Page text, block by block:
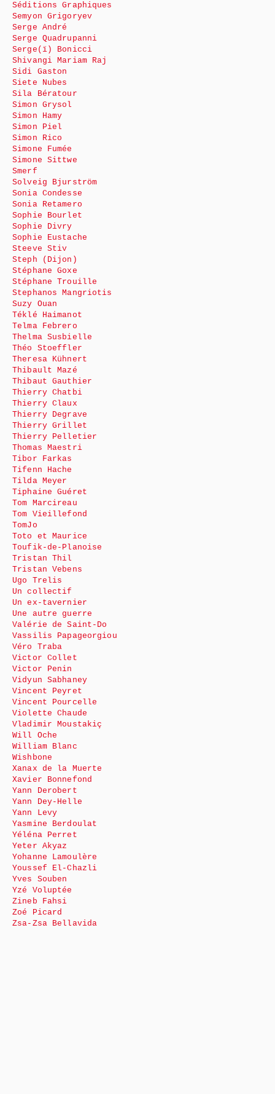
Séditions Graphiques
Semyon Grigoryev
Serge André
Serge Quadrupanni
Serge(ï) Bonicci
Shivangi Mariam Raj
Sidi Gaston
Siete Nubes
Sila Bératour
Simon Grysol
Simon Hamy
Simon Piel
Simon Rico
Simone Fumée
Simone Sittwe
Smerf
Solveig Bjurström
Sonia Condesse
Sonia Retamero
Sophie Bourlet
Sophie Divry
Sophie Eustache
Steeve Stiv
Steph (Dijon)
Stéphane Goxe
Stéphane Trouille
Stephanos Mangriotis
Suzy Ouan
Téklé Haimanot
Telma Febrero
Thelma Susbielle
Théo Stoeffler
Theresa Kühnert
Thibault Mazé
Thibaut Gauthier
Thierry Chatbi
Thierry Claux
Thierry Degrave
Thierry Grillet
Thierry Pelletier
Thomas Maestri
Tibor Farkas
Tifenn Hache
Tilda Meyer
Tiphaine Guéret
Tom Marcireau
Tom Vieillefond
TomJo
Toto et Maurice
Toufik-de-Planoise
Tristan Thil
Tristan Vebens
Ugo Trelis
Un collectif
Un ex-tavernier
Une autre guerre
Valérie de Saint-Do
Vassilis Papageorgiou
Véro Traba
Victor Collet
Victor Penin
Vidyun Sabhaney
Vincent Peyret
Vincent Pourcelle
Violette Chaude
Vladimir Moustakiç
Will Oche
William Blanc
Wishbone
Xanax de la Muerte
Xavier Bonnefond
Yann Derobert
Yann Dey-Helle
Yann Levy
Yasmine Berdoulat
Yéléna Perret
Yeter Akyaz
Yohanne Lamoulère
Youssef El-Chazli
Yves Souben
Yzé Voluptée
Zineb Fahsi
Zoé Picard
Zsa-Zsa Bellavida